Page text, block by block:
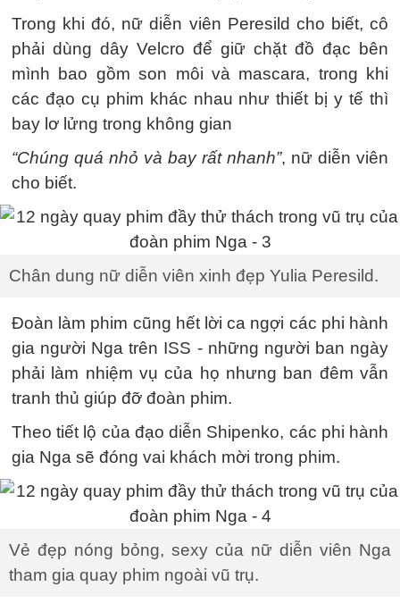
Trong khi đó, nữ diễn viên Peresild cho biết, cô
phải dùng dây Velcro để giữ chặt đồ đạc bên
mình bao gồm son môi và mascara, trong khi
các đạo cụ phim khác nhau như thiết bị y tế thì
bay lơ lửng trong không gian
“Chúng quá nhỏ và bay rất nhanh”, nữ diễn viên
cho biết.
Chân dung nữ diễn viên xinh đẹp Yulia Peresild.
Đoàn làm phim cũng hết lời ca ngợi các phi hành
gia người Nga trên ISS - những người ban ngày
phải làm nhiệm vụ của họ nhưng ban đêm vẫn
tranh thủ giúp đỡ đoàn phim.
Theo tiết lộ của đạo diễn Shipenko, các phi hành
gia Nga sẽ đóng vai khách mời trong phim.
Vẻ đẹp nóng bỏng, sexy của nữ diễn viên Nga
tham gia quay phim ngoài vũ trụ.